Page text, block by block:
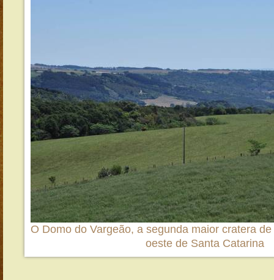
O Domo do Vargeão, a segunda maior cratera
oeste de Santa Catarina